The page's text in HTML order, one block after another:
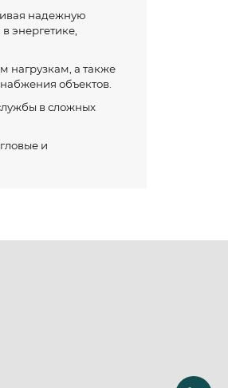
надежную
энергетике,
нагрузкам, а также
объектов.
в сложных
и